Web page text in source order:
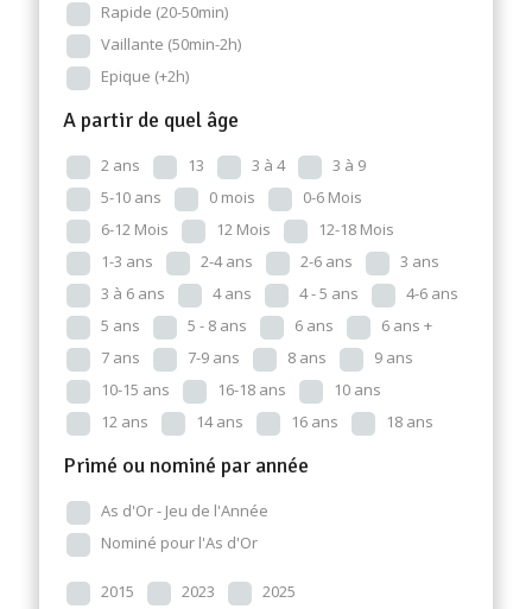
Rapide (20-50min)
Vaillante (50min-2h)
Epique (+2h)
A partir de quel âge
2 ans 13 3 à 4
3 à 9
5-10 ans
0 mois
0-6 Mois
6-12 Mois
12 Mois
12-18 Mois
1-3 ans
2-4 ans 2-6 ans
3 ans
3 à 6 ans
4 ans 4 - 5 ans
4-6 ans
5 ans
5 - 8 ans 6 ans
6 ans +
7 ans
7-9 ans 8 ans
9 ans
10-15 ans
16-18 ans
10 ans
12 ans
14 ans 16 ans 18 ans
Primé ou nominé par année
As d'Or - Jeu de l'Année
Nominé pour l'As d'Or
2015 2023
2025